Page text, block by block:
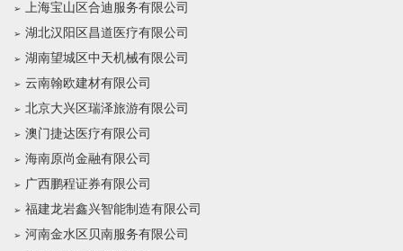
上海宝山区合迪服务有限公司
湖北汉阳区昌道医疗有限公司
湖南望城区中天机械有限公司
云南翰欧建材有限公司
北京大兴区瑞泽旅游有限公司
澳门捷达医疗有限公司
海南原尚金融有限公司
广西鹏程证券有限公司
福建龙岩鑫兴智能制造有限公司
河南金水区贝南服务有限公司